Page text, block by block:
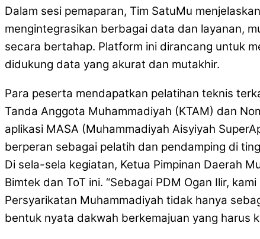
Dalam sesi pemaparan, Tim SatuMu
mengintegrasikan berbagai data dan layanan,
secara bertahap. Platform ini dirancang untuk
didukung data yang akurat dan mutakhir.
Para peserta mendapatkan pelatihan teknis
Tanda Anggota Muhammadiyah (KTAM) dan
aplikasi MASA (Muhammadiyah Aisyiyah
berperan sebagai pelatih dan pendamping di
Di sela-sela kegiatan, Ketua Pimpinan Daerah
Bimtek dan ToT ini. “Sebagai PDM Ogan Ilir,
Persyarikatan Muhammadiyah tidak hanya
bentuk nyata dakwah berkemajuan yang harus